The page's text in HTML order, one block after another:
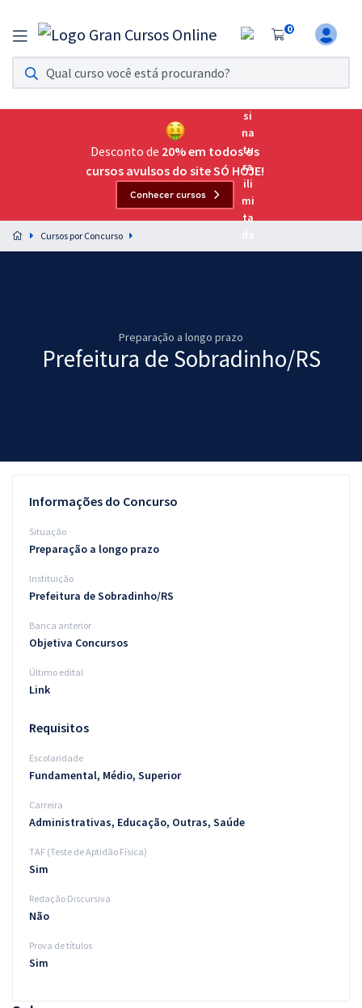
0
Assinatura Ilimitada 11
Acesso a todos os cursos. Teste grátis por 7 dias!
Assinatura OAB Até Passar
Acesso ilimitado a toda preparação para o Exame da
Preparação completa e intensiva para as principais
residências em saúde do Brasil
Questões grátis
Blog
Aprovados
Atendimento
Desconto de 20% em todos os
cursos avulsos do site SÓ HOJE!
Conhecer cursos
Cursos por Concurso
Preparação a longo prazo
Prefeitura de Sobradinho/RS
Informações do Concurso
Situação
Preparação a longo prazo
Instituição
Prefeitura de Sobradinho/RS
Banca anterior
Objetiva Concursos
Último edital
Link
Requisitos
Escolaridade
Fundamental, Médio, Superior
Carreira
Administrativas, Educação, Outras, Saúde
TAF (Teste de Aptidão Física)
Sim
Redação Discursiva
Não
Prova de títulos
Sim